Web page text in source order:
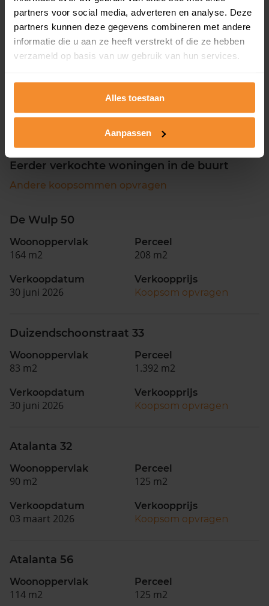
partners voor social media, adverteren en analyse. Deze
partners kunnen deze gegevens combineren met andere
informatie die u aan ze heeft verstrekt of die ze hebben
verzameld op basis van uw gebruik van hun services.
Alles toestaan
Aanpassen
2017 2018 2019 2020
€ 100.000
Eerder verkochte woningen in de buurt
Andere koopsommen opvragen
De Wulp 50
Woonoppervlak
164 m2
Perceel
208 m2
Verkoopdatum
30 juni 2026
Verkoopprijs
Koopsom opvragen
Duizendschoonstraat 33
Woonoppervlak
83 m2
Perceel
1.392 m2
Verkoopdatum
30 juni 2026
Verkoopprijs
Koopsom opvragen
Atalanta 32
Woonoppervlak
90 m2
Perceel
125 m2
Verkoopdatum
03 maart 2026
Verkoopprijs
Koopsom opvragen
Atalanta 56
Woonoppervlak
114 m2
Perceel
125 m2